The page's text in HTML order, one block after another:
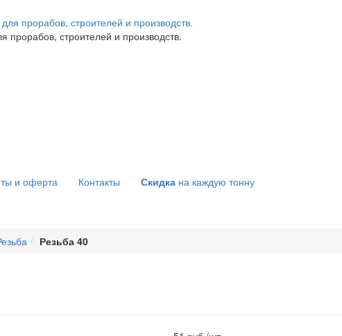
строителей и производств.
и оферта Контакты Скидка на каждую тонну
Резьба 40